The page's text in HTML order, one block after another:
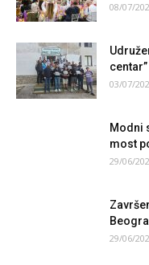
08/07/
03/07/
Modni
most
29/06/
29/06/